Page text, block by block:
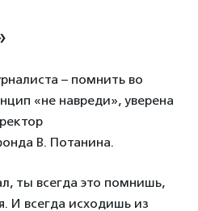
– помнить во
«не навреди», уверена
В. Потанина.
ты всегда это помнишь,
И всегда исходишь из